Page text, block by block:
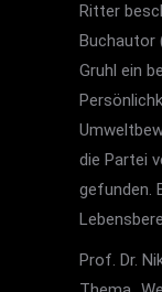
Ritter
Buchautor
Gruhl ein
die Partei
gefunden.
Prof. Dr.